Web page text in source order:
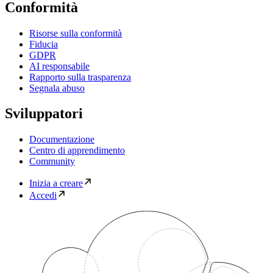
Conformità
Risorse sulla conformità
Fiducia
GDPR
AI responsabile
Rapporto sulla trasparenza
Segnala abuso
Sviluppatori
Documentazione
Centro di apprendimento
Community
Inizia a creare
Accedi